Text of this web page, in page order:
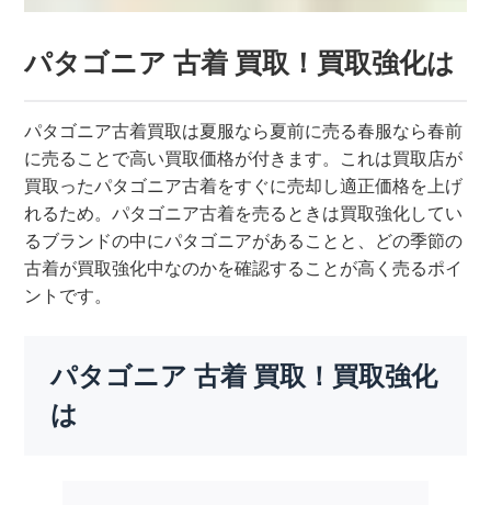
パタゴニア 古着 買取！買取強化は
パタゴニア古着買取は夏服なら夏前に売る春服なら春前
に売ることで高い買取価格が付きます。これは買取店が
買取ったパタゴニア古着をすぐに売却し適正価格を上げ
れるため。パタゴニア古着を売るときは買取強化してい
るブランドの中にパタゴニアがあることと、どの季節の
古着が買取強化中なのかを確認することが高く売るポイ
ントです。
パタゴニア 古着 買取！買取強化
は